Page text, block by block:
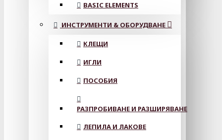
BASIC ELEMENTS
ИНСТРУМЕНТИ & ОБОРУДВАНЕ
КЛЕЩИ
ИГЛИ
ПОСОБИЯ
РАЗПРОБИВАНЕ И РАЗШИРЯВАНЕ
ЛЕПИЛА И ЛАКОВЕ